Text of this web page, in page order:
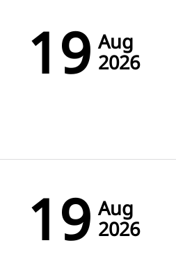
19 Aug
2026
19 Aug
2026